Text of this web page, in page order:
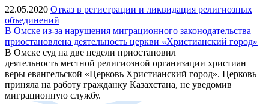
22.05.2020 Отказ в регистрации и ликвидация религиозных
объединений
В Омске из-за нарушения миграционного законодательства
приостановлена деятельность церкви «Христианский город»
В Омске суд на две недели приостановил
деятельность местной религиозной организации христиан
веры евангельской «Церковь Христианский город». Церковь
приняла на работу гражданку Казахстана, не уведомив
миграционную службу.